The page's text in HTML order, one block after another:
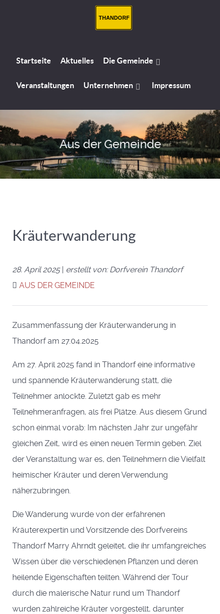
THANDORF
Startseite Aktuelles Die Gemeinde
Veranstaltungen Unternehmen Impressum
Aus der Gemeinde
Kräuterwanderung
28. April 2025 | erstellt von: Dorfverein Thandorf
AUS DER GEMEINDE
Zusammenfassung der Kräuterwanderung in
Thandorf am 27.04.2025
Am 27. April 2025 fand in Thandorf eine informative
und spannende Kräuterwanderung statt, die
Teilnehmer anlockte. Zuletzt gab es mehr
Teilnehmeranfragen, als frei Plätze. Aus diesem Grund
schon einmal vorab: Im nächsten Jahr zur ungefähr
gleichen Zeit, wird es einen neuen Termin geben. Ziel
der Veranstaltung war es, den Teilnehmern die Vielfalt
heimischer Kräuter und deren Verwendung
näherzubringen.
Die Wanderung wurde von der erfahrenen
Kräuterexpertin und Vorsitzende des Dorfvereins
Thandorf Marry Ahrndt geleitet, die ihr umfangreiches
Wissen über die verschiedenen Pflanzen und deren
heilende Eigenschaften teilten. Während der Tour
durch die malerische Natur rund um Thandorf
wurden zahlreiche Kräuter vorgestellt, darunter